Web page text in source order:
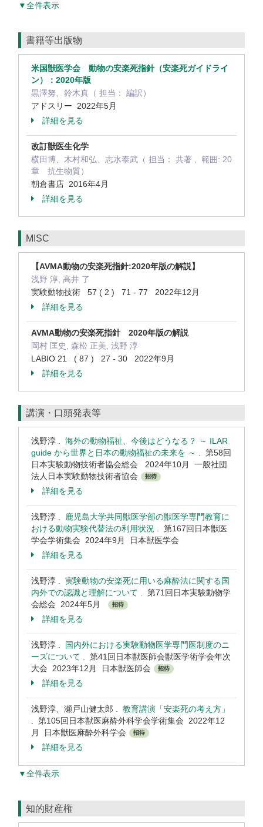
▼全件表示
書籍等出版物
米国獣医学会 動物の安楽死指針（安楽死ガイドライ
ン）：2020年版
黒澤努、鈴木真（ 担当： 編訳）
アドスリー 2022年5月
詳細を見る
改訂獣医生化学
横田博、木村和弘、志水泰武（ 担当： 共著 , 範囲: 20
章 抗生物質）
朝倉書店 2016年4月
詳細を見る
MISC
【AVMA動物の安楽死指針:2020年版の解説】
浅野 淳, 高井 了
実験動物技術 57 ( 2 ) 71 - 77 2022年12月
詳細を見る
AVMA動物の安楽死指針 2020年版の解説
岡村 匡史, 森松 正美, 浅野 淳
LABIO 21 ( 87 ) 27 - 30 2022年9月
詳細を見る
講演・口頭発表等
浅野淳 . 海外の動物福祉、今後はどうなる？ ～ ILAR
guide から世界と日本の動物福祉の未来を ～
. 第58回
日本実験動物技術者協会総会 2024年10月 一般社団
法人日本実験動物技術者協会
招待
詳細を見る
浅野淳 .
鹿児島大学共同獣医学部の獣医学専門教育に
おける動物実験代替法の利用状況
. 第167回日本獣医
学会学術集会 2024年9月 日本獣医学会
詳細を見る
浅野淳 . 実験動物の安楽死に用いる麻酔法に関する国
内外での認識と理解について . 第71回日本実験動物学
会総会 2024年5月
招待
詳細を見る
浅野淳 . 国内外における実験動物医学専門医制度のニ
ーズについて . 第41回日本獣医師会獣医学術学会年次
大会 2023年12月 日本獣医師会
招待
詳細を見る
浅野淳、瀬戸山健太郎 . 教育講演「安楽死の考え方」
. 第105回日本獣医麻酔外科学会学術集会 2022年12
月 日本獣医麻酔外科学会
招待
詳細を見る
▼全件表示
知的財産権